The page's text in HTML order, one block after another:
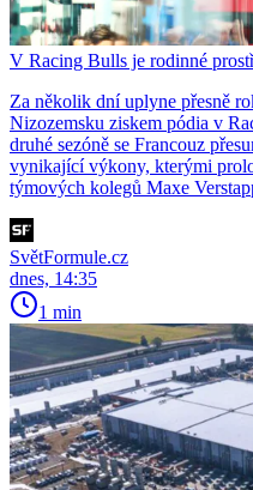
V Racing Bulls je rodinné
Za několik dní uplyne přesně
Nizozemsku ziskem pódia v
druhé sezóně se Francouz
vynikající výkony, kterými
týmových kolegů Maxe
SvětFormule.cz
dnes, 14:35
1 min